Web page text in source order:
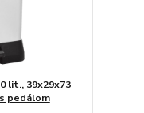
lit., 39x29x73
pedálom